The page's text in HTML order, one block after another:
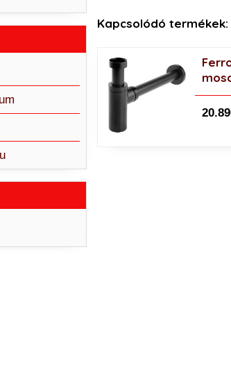
Kapcsolódó termékek: